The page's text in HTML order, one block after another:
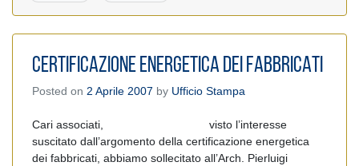
CERTIFICAZIONE ENERGETICA DEI FABBRICATI
Posted on 2 Aprile 2007 by Ufficio Stampa
Cari associati, visto l’interesse
suscitato dall’argomento della certificazione energetica
dei fabbricati, abbiamo sollecitato all’Arch. Pierluigi